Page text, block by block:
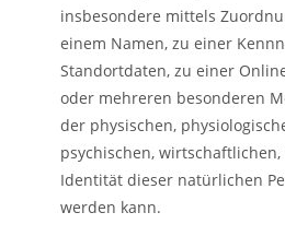
insbesondere mittels
einem Namen, zu einer
Standortdaten, zu einer
oder mehreren besonderen
der physischen,
psychischen,
Identität dieser natürlichen
werden kann.